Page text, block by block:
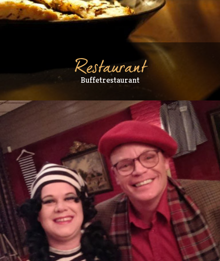
Restaurant
Buffetrestaurant